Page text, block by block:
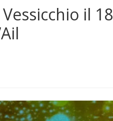
il 18